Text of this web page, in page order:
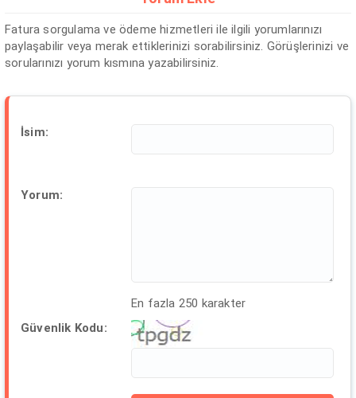
Fatura sorgulama ve ödeme hizmetleri ile ilgili yorumlarınızı
paylaşabilir veya merak ettiklerinizi sorabilirsiniz. Görüşlerinizi ve
sorularınızı yorum kısmına yazabilirsiniz.
İsim:
Yorum:
En fazla 250 karakter
Güvenlik Kodu: